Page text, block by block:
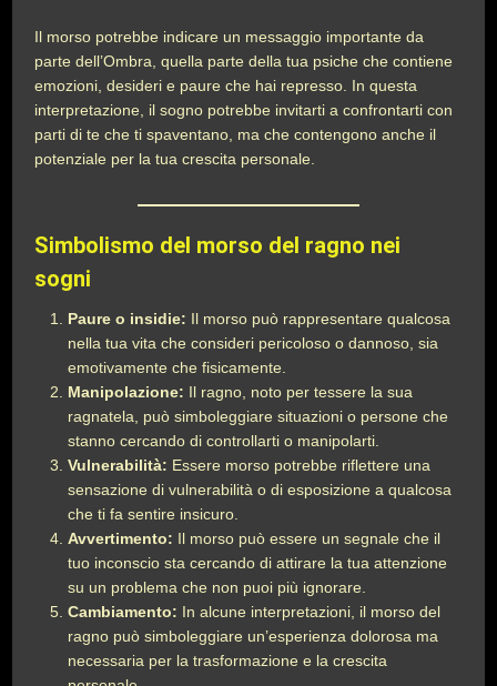
Il morso potrebbe indicare un messaggio importante da
parte dell’Ombra, quella parte della tua psiche che contiene
emozioni, desideri e paure che hai represso. In questa
interpretazione, il sogno potrebbe invitarti a confrontarti con
parti di te che ti spaventano, ma che contengono anche il
potenziale per la tua crescita personale.
Simbolismo del morso del ragno nei
sogni
Paure o insidie: Il morso può rappresentare qualcosa
nella tua vita che consideri pericoloso o dannoso, sia
emotivamente che fisicamente.
Manipolazione: Il ragno, noto per tessere la sua
ragnatela, può simboleggiare situazioni o persone che
stanno cercando di controllarti o manipolarti.
Vulnerabilità: Essere morso potrebbe riflettere una
sensazione di vulnerabilità o di esposizione a qualcosa
che ti fa sentire insicuro.
Avvertimento: Il morso può essere un segnale che il
tuo inconscio sta cercando di attirare la tua attenzione
su un problema che non puoi più ignorare.
Cambiamento: In alcune interpretazioni, il morso del
ragno può simboleggiare un’esperienza dolorosa ma
necessaria per la trasformazione e la crescita